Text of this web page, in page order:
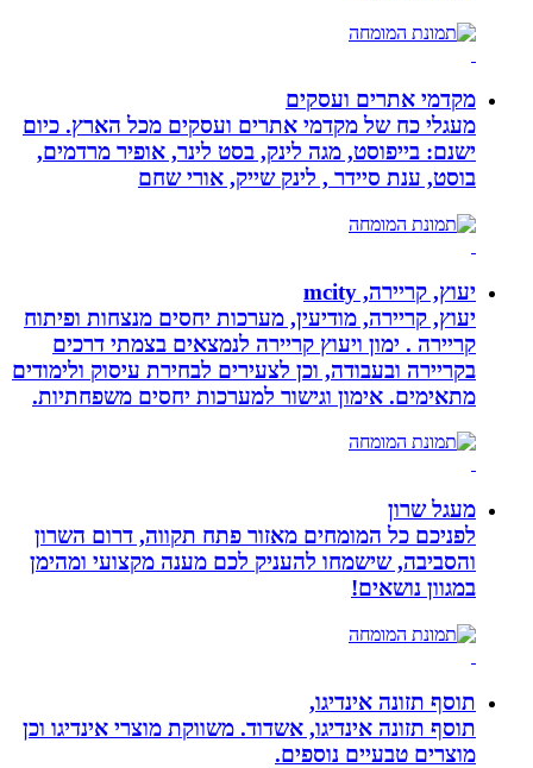
מקדמי אתרים ועסקים
מעגלי כח של מקדמי אתרים ועסקים מכל הארץ. כיום
ישנם: בייפוסט, מגה לינק, בסט לינר, אופיר מרדמים,
בוסט, ענת סיידר , לינק שייק, אורי שחם
יעוץ, קריירה, mcity
יעוץ, קריירה, מודיעין, מערכות יחסים מנצחות ופיתוח
קריירה . ימון ויעוץ קריירה לנמצאים בצמתי דרכים
בקריירה ובעבודה, וכן לצעירים לבחירת עיסוק ולימודים
מתאימים. אימון וגישור למערכות יחסים משפחתיות.
מעגל שרון
לפניכם כל המומחים מאזור פתח תקווה, דרום השרון
והסביבה, שישמחו להעניק לכם מענה מקצועי ומהימן
במגוון נושאים!
תוסף תזונה אינדיגו,
תוסף תזונה אינדיגו, אשדוד. משווקת מוצרי אינדיגו וכן
מוצרים טבעיים נוספים.